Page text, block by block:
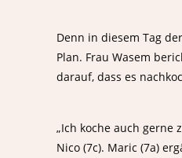
Denn in diesem Tag
Plan. Frau Wasem
darauf, dass es
„Ich koche auch gerne
Nico (7c). Maric (7a)